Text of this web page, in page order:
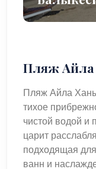
Пляж
Пляж Айла
тихое
чистой водой и
царит
подходящая
ванн и